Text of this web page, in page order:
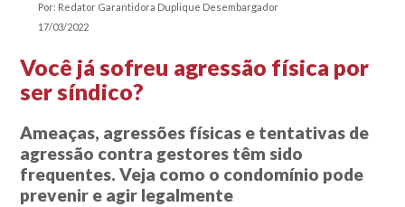
Por: Redator Garantidora Duplique Desembargador
17/03/2022
Você já sofreu agressão física por
ser síndico?
Ameaças, agressões físicas e tentativas de
agressão contra gestores têm sido
frequentes. Veja como o condomínio pode
prevenir e agir legalmente